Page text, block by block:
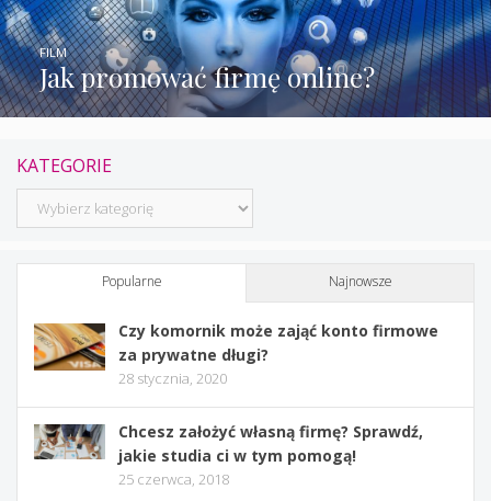
Jak promować firmę online?
FILM
KATEGORIE
Kategorie
Popularne Najnowsze
Czy komornik może zająć konto firmowe
za prywatne długi?
28 stycznia, 2020
Chcesz założyć własną firmę? Sprawdź,
jakie studia ci w tym pomogą!
25 czerwca, 2018